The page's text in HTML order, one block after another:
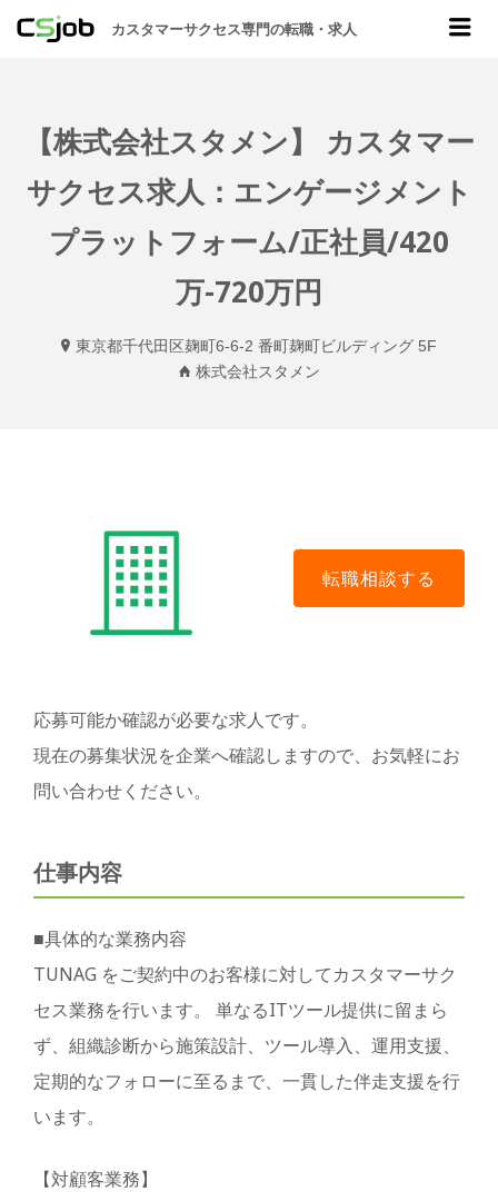
CSJOB
カスタマーサクセス専門の転職・求人
【株式会社スタメン】 カスタマー
サクセス求人：エンゲージメント
プラットフォーム/正社員/420
万-720万円
東京都千代田区麹町6-6-2 番町麹町ビルディング 5F
株式会社スタメン
応募可能か確認が必要な求人です。
現在の募集状況を企業へ確認しますので、お気軽にお
問い合わせください。
仕事内容
■具体的な業務内容
TUNAG をご契約中のお客様に対してカスタマーサク
セス業務を行います。 単なるITツール提供に留まら
ず、組織診断から施策設計、ツール導入、運用支援、
定期的なフォローに至るまで、一貫した伴走支援を行
います。
【対顧客業務】